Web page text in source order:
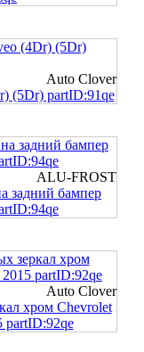
Auto Clover
(5Dr) partID:91qe
ALU-FROST
задний бампер
Auto Clover
хром Chevrolet
partID:92qe